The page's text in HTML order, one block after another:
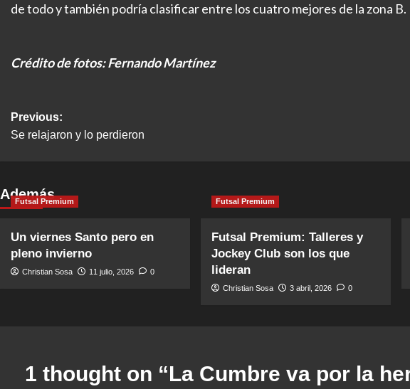
de todo y también podría clasificar entre los cuatro mejores de la zona B.
Crédito de fotos: Fernando Martínez
Post
navigation
Previous:
Se relajaron y lo perdieron
Además
Futsal Premium
Un viernes Santo pero en
pleno invierno
Christian Sosa 11 julio, 2026 0
Futsal Premium
Futsal Premium: Talleres y
Jockey Club son los que
lideran
Christian Sosa 3 abril, 2026 0
1 thought on “La Cumbre va por la